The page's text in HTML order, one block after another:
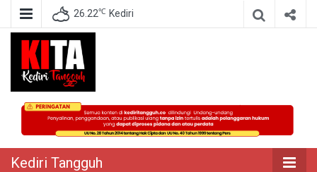
26.22℃ Kediri
Kediri Tangguh
Berita Akurat Terpercaya
Kediri Tangguh